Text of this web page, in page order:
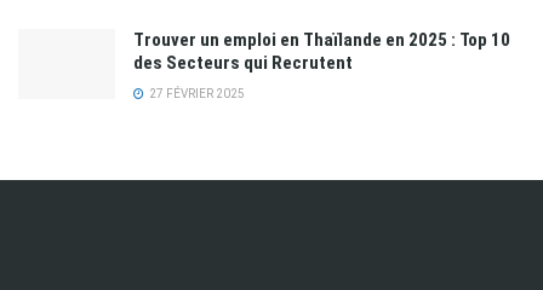
Trouver un emploi en Thaïlande en 2025 : Top 10
des Secteurs qui Recrutent
27 FÉVRIER 2025